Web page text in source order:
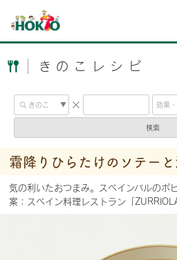
きのこレシピ
検索
霜降りひらたけのソテー
気の利いたおつまみ。スペインバルのポ
案：スペイン料理レストラン「